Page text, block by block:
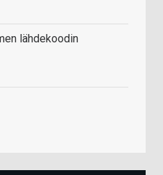
lähdekoodin